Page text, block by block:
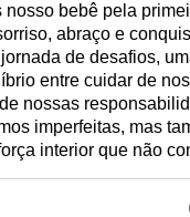
nosso bebê pela
abraço e
de desafios,
entre cuidar de
nossas
imperfeitas, mas
interior que não